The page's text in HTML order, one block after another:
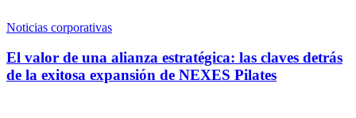
Noticias corporativas
El valor de una alianza estratégica: las claves detrás
de la exitosa expansión de NEXES Pilates